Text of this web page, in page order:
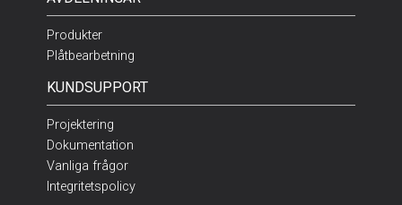
Produkter
Plåtbearbetning
KUNDSUPPORT
Projektering
Dokumentation
Vanliga frågor
Integritetspolicy